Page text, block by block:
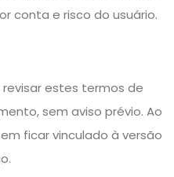
conta e risco do usuário.
estes termos de
sem aviso prévio. Ao
ficar vinculado à versão